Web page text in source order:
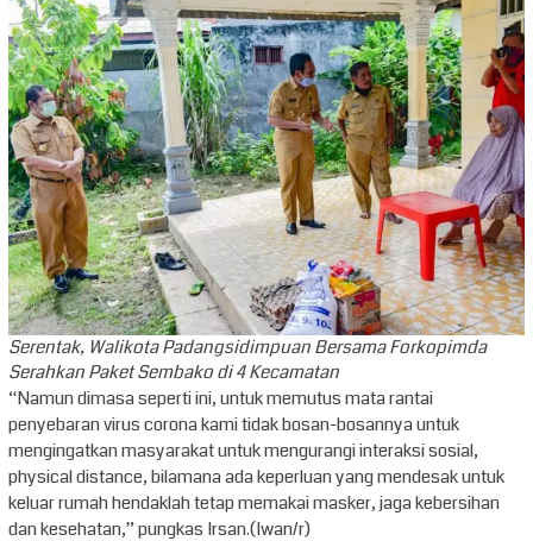
Serentak, Walikota Padangsidimpuan Bersama Forkopimda
Serahkan Paket Sembako di 4 Kecamatan
“Namun dimasa seperti ini, untuk memutus mata rantai
penyebaran virus corona kami tidak bosan-bosannya untuk
mengingatkan masyarakat untuk mengurangi interaksi sosial,
physical distance, bilamana ada keperluan yang mendesak untuk
keluar rumah hendaklah tetap memakai masker, jaga kebersihan
dan kesehatan,” pungkas Irsan.(Iwan/r)